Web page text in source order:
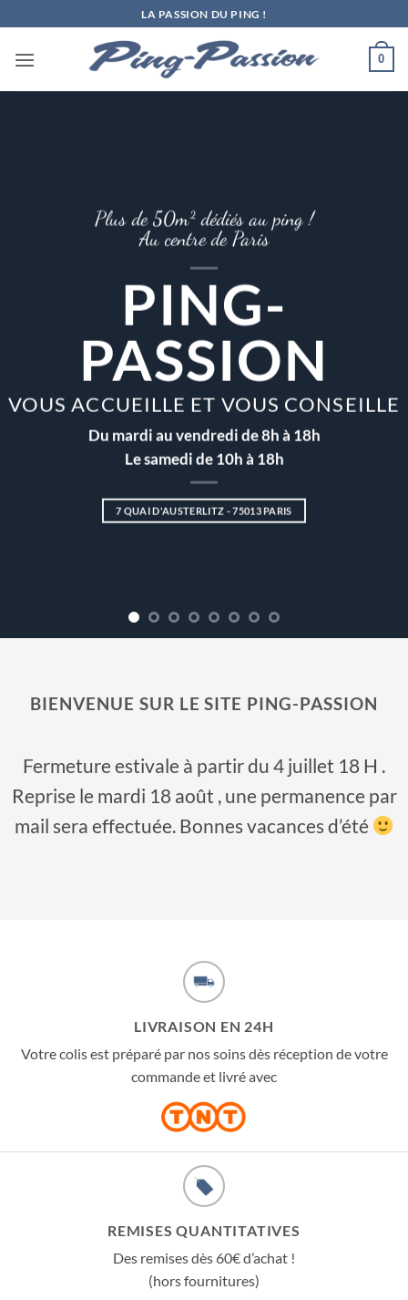
au
contenu
LA PASSION DU PING !
0
Plus de 50m² dédiés au ping !
Au centre de Paris
PING-
PASSION
VOUS ACCUEILLE ET VOUS CONSEILLE
Du mardi au vendredi de 8h à 18h
Le samedi de 10h à 18h
7 QUAI D'AUSTERLITZ - 75013 PARIS
BIENVENUE SUR LE SITE PING-PASSION
Fermeture estivale à partir du 4 juillet 18 H .
Reprise le mardi 18 août , une permanence par
mail sera effectuée. Bonnes vacances d’été
LIVRAISON EN 24H
Votre colis est préparé par nos soins dès réception de votre
commande et livré avec
REMISES QUANTITATIVES
Des remises dès 60€ d’achat !
(hors fournitures)